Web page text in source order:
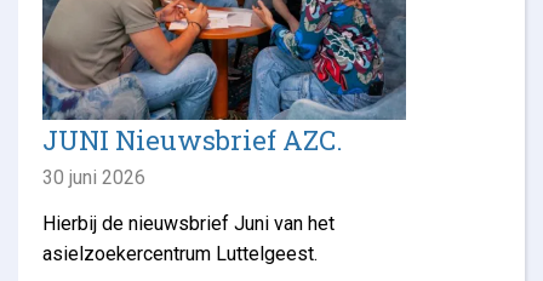
JUNI Nieuwsbrief AZC.
30 juni 2026
Hierbij de nieuwsbrief Juni van het
asielzoekercentrum Luttelgeest.